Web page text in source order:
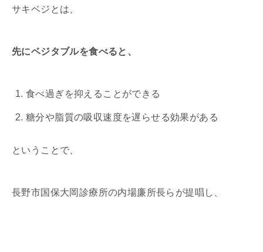
サキベジとは、
先にベジタブルを食べると、
食べ過ぎを抑えることができる
糖分や脂質の吸収速度を遅らせる効果がある
ということで、
長野市国保大岡診療所の内場廉所長らが提唱し、